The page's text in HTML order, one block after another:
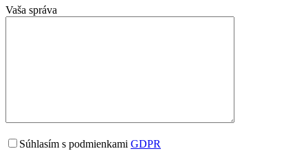
Vaša správa
Súhlasím s podmienkami GDPR